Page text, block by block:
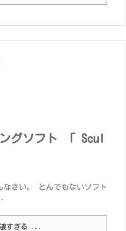
グソフト 「 Scul
なさい。 とんでもないソフト
すぎる ...